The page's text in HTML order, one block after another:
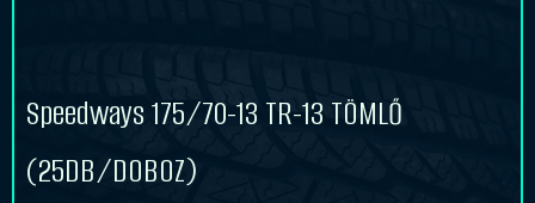
Speedways 175/70-13 TR-13 TÖMLŐ
(25DB/DOBOZ)